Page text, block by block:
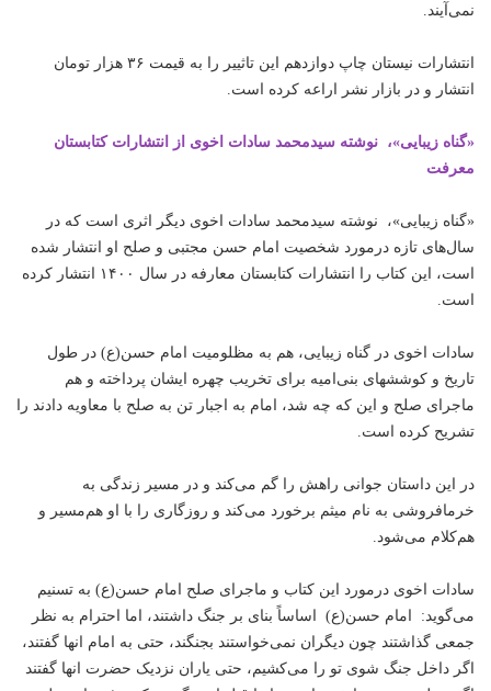
نمی‌آیند.
انتشارات نیستان چاپ دوازدهم این تاثییر را به قیمت ۳۶ هزار تومان
انتشار و در بازار نشر اراعه کرده است.
«گناه زیبایی»، نوشته سید‌محمد سادات اخوی از انتشارات کتابستان
معرفت
«گناه زیبایی»، نوشته سید‌محمد سادات اخوی دیگر اثری است که در
سال‌های تازه درمورد شخصیت امام حسن مجتبی و صلح او انتشار شده
است،‌ این کتاب را انتشارات کتابستان معارفه در سال ۱۴۰۰ انتشار کرده
است.
سادات اخوی در گناه زیبایی،‌ هم به مظلومیت امام حسن(ع) در طول
تاریخ و کوششهای بنی‌امیه برای تخریب چهره ایشان پرداخته و هم
ماجرای صلح و این که چه شد، امام به اجبار تن به صلح با معاویه دادند را
تشریح کرده است.
در این داستان جوانی راهش را گم می‌کند و در مسیر زندگی به
خرما‌فروشی به نام میثم برخورد می‌کند و روزگاری را با او هم‌مسیر و
هم‌کلام می‌شود.
سادات اخوی درمورد این کتاب و ماجرای صلح امام حسن(ع) به تسنیم
می‌گوید: امام حسن(ع) اساساً بنای بر جنگ داشتند، اما احترام به نظر
جمعی گذاشتند چون دیگران نمی‌خواستند بجنگند، حتی به امام انها گفتند،
اگر داخل جنگ شوی تو را می‌‌کشیم، حتی یاران نزدیک حضرت انها گفتند